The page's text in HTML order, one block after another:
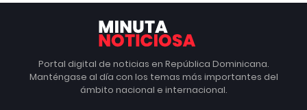
Portal digital de noticias en República Dominicana.
Manténgase al día con los temas más importantes del
ámbito nacional e internacional.